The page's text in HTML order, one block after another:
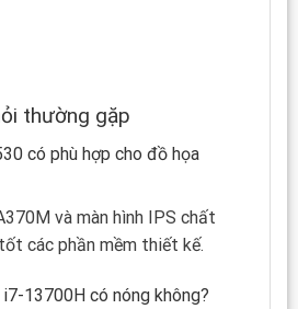
thường gặp
có phù hợp cho đồ họa
và màn hình IPS chất
các phần mềm thiết kế.
13700H có nóng không?